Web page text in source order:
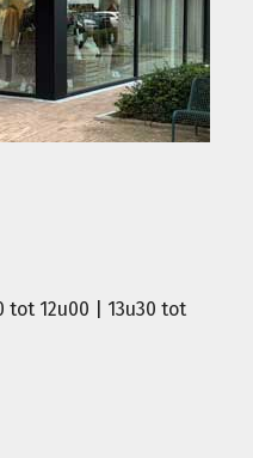
tot 12u00 | 13u30 tot